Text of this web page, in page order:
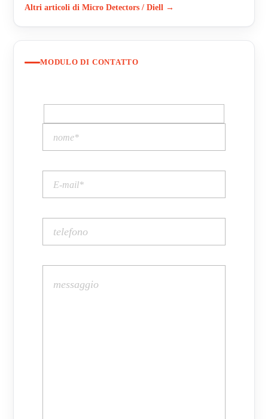
Altri articoli di Micro Detectors / Diell →
MODULO DI CONTATTO